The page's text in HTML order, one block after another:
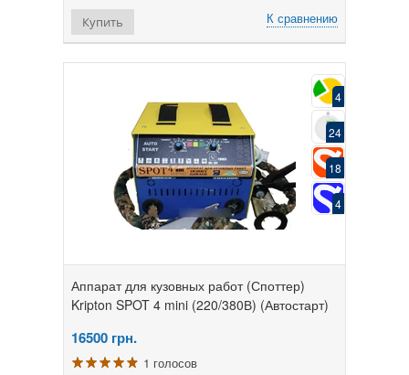
К сравнению
Купить
4
24
18
4
Аппарат для кузовных работ (Споттер)
Kripton SPOT 4 mini (220/380В) (Автостарт)
16500 грн.
1 голосов